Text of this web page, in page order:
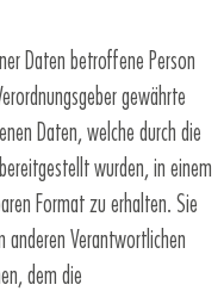
Daten betroffene Person
gewährte
Daten, welche durch die
wurden, in einem
Format zu erhalten. Sie
anderen Verantwortlichen
dem die